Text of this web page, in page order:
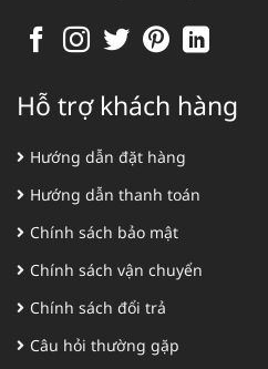
Hỗ trợ khách hàng
Hướng dẫn đặt hàng
Hướng dẫn thanh toán
Chính sách bảo mật
Chính sách vận chuyển
Chính sách đổi trả
Câu hỏi thường gặp